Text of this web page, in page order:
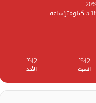
20%
5.18 كيلومتر/ساعة
42
℃
السبت
42
℃
الأحد